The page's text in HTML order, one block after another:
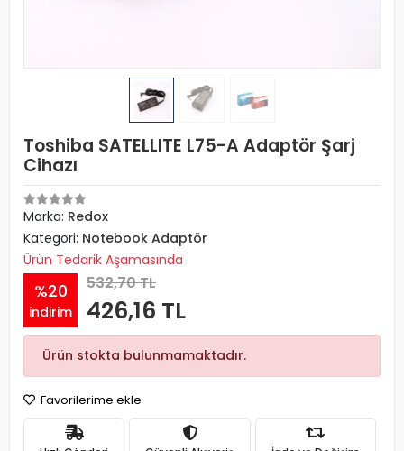
Toshiba SATELLITE L75-A Adaptör Şarj
Cihazı
Marka: Redox
Kategori: Notebook Adaptör
Ürün Tedarik Aşamasında
%20
indirim
532,70 TL
426,16 TL
Ürün stokta bulunmamaktadır.
Favorilerime ekle